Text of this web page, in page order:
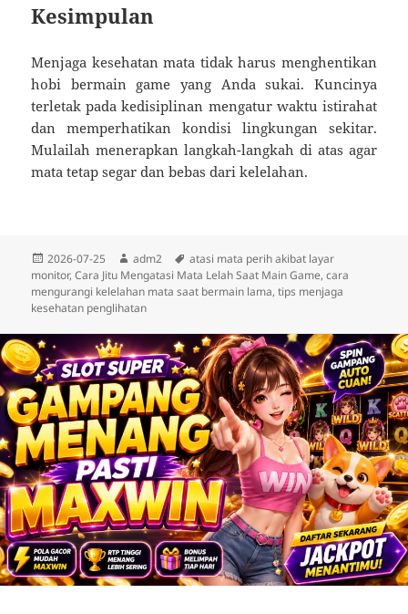
Kesimpulan
Menjaga kesehatan mata tidak harus menghentikan
hobi bermain game yang Anda sukai. Kuncinya
terletak pada kedisiplinan mengatur waktu istirahat
dan memperhatikan kondisi lingkungan sekitar.
Mulailah menerapkan langkah-langkah di atas agar
mata tetap segar dan bebas dari kelelahan.
Diposkan
pada
2026-07-25 Penulis
adm2 Tag
atasi mata perih akibat layar
monitor,Cara Jitu Mengatasi Mata Lelah Saat Main Game,cara
mengurangi kelelahan mata saat bermain lama,tips menjaga
kesehatan penglihatan